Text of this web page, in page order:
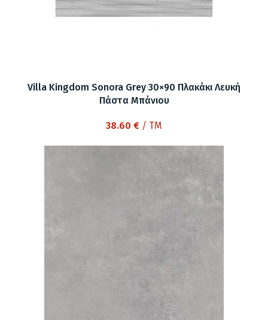
Villa Kingdom Sonora Grey 30×90 Πλακάκι Λευκή
Πάστα Μπάνιου
38.60 € / TM